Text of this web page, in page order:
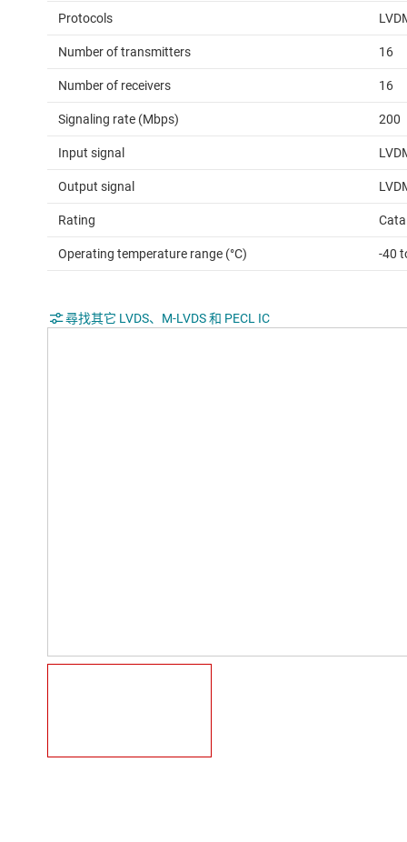
Protocols
Number of transmitters 16
Number of receivers 16
Signaling rate (Mbps) 200
Input signal
Output signal
Rating
Operating temperature range (°C) -40
尋找其它 LVDS、M-LVDS 和 PECL IC